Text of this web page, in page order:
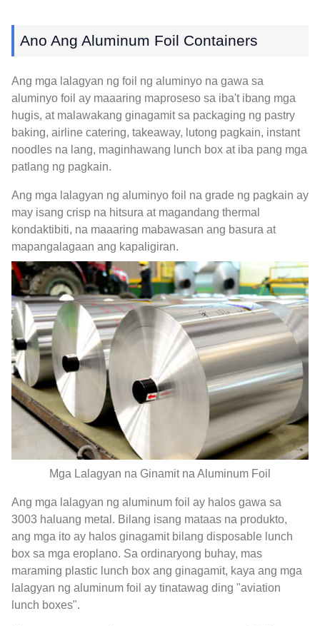
Ano Ang Aluminum Foil Containers
Ang mga lalagyan ng foil ng aluminyo na gawa sa
aluminyo foil ay maaaring maproseso sa iba't ibang mga
hugis, at malawakang ginagamit sa packaging ng pastry
baking, airline catering, takeaway, lutong pagkain, instant
noodles na lang, maginhawang lunch box at iba pang mga
patlang ng pagkain.
Ang mga lalagyan ng aluminyo foil na grade ng pagkain ay
may isang crisp na hitsura at magandang thermal
kondaktibiti, na maaaring mabawasan ang basura at
mapangalagaan ang kapaligiran.
Mga Lalagyan na Ginamit na Aluminum Foil
Ang mga lalagyan ng aluminum foil ay halos gawa sa
3003 haluang metal. Bilang isang mataas na produkto,
ang mga ito ay halos ginagamit bilang disposable lunch
box sa mga eroplano. Sa ordinaryong buhay, mas
maraming plastic lunch box ang ginagamit, kaya ang mga
lalagyan ng aluminum foil ay tinatawag ding "aviation
lunch boxes".